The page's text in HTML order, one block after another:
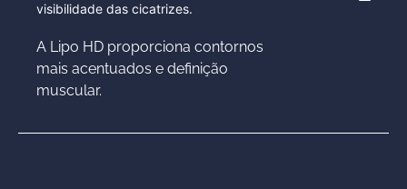
visibilidade das cicatrizes.
A Lipo HD proporciona contornos
mais acentuados e definição
muscular.